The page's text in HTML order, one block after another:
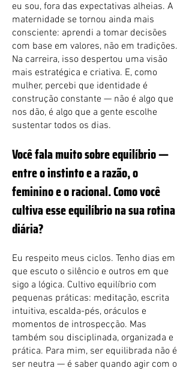
eu sou, fora das expectativas alheias. A
maternidade se tornou ainda mais
consciente: aprendi a tomar decisões
com base em valores, não em tradições.
Na carreira, isso despertou uma visão
mais estratégica e criativa. E, como
mulher, percebi que identidade é
construção constante — não é algo que
nos dão, é algo que a gente escolhe
sustentar todos os dias.
Você fala muito sobre equilíbrio —
entre o instinto e a razão, o
feminino e o racional. Como você
cultiva esse equilíbrio na sua rotina
diária?
Eu respeito meus ciclos. Tenho dias em
que escuto o silêncio e outros em que
sigo a lógica. Cultivo equilíbrio com
pequenas práticas: meditação, escrita
intuitiva, escalda-pés, oráculos e
momentos de introspecção. Mas
também sou disciplinada, organizada e
prática. Para mim, ser equilibrada não é
ser neutra — é saber quando agir com o